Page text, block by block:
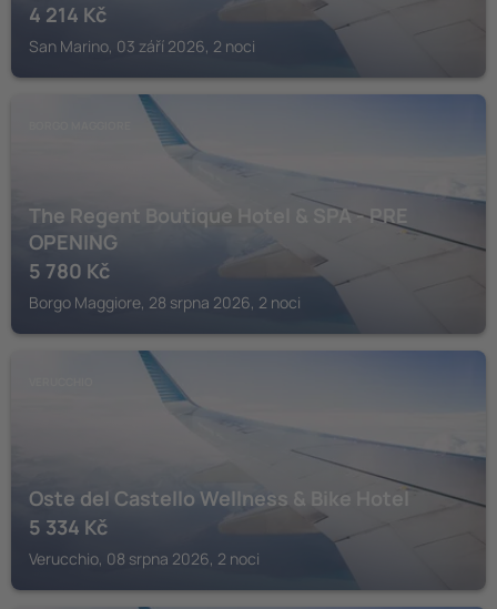
4 214 Kč
San Marino, 03 září 2026, 2 noci
The Regent Boutique Hotel & SPA - PRE
OPENING
5 780 Kč
Borgo Maggiore, 28 srpna 2026, 2 noci
Oste del Castello Wellness & Bike Hotel
5 334 Kč
Verucchio, 08 srpna 2026, 2 noci